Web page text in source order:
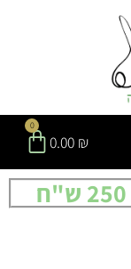
0.00 ₪
0